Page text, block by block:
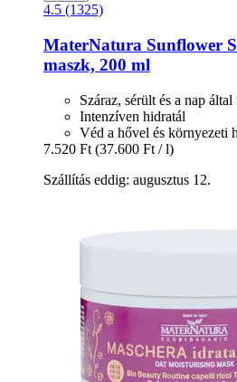
4.5 (1325)
MaterNatura Sunflower
maszk, 200 ml
Száraz, sérült és a nap
Intenzíven hidratál
Véd a hővel és környezeti
7.520 Ft (37.600 Ft / l)
Szállítás eddig: augusztus 12.